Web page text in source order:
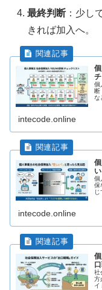
最終判断 ：少し
きれば加入へ。
個
断
な
intecode.online
個
保
intecode.online
社
方
イ